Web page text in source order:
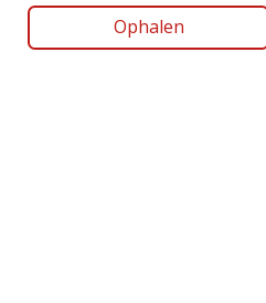
Ophalen